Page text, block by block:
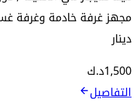
دينار
1,500د.ك
التفاصيل